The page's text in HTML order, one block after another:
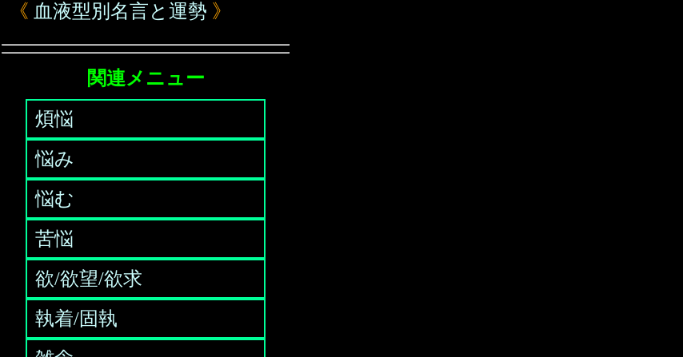
《 血液型別名言と運勢 》
関連メニュー
煩悩
悩み
悩む
苦悩
欲/欲望/欲求
執着/固執